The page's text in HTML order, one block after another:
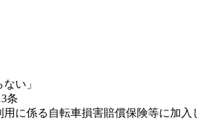
い」
条
に係る自転車損害賠償保険等に加入